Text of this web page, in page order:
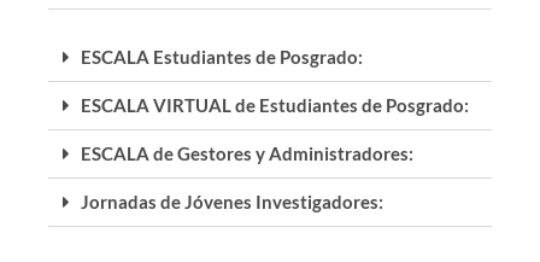
ESCALA Estudiantes de Posgrado:
ESCALA VIRTUAL de Estudiantes de Posgrado:
ESCALA de Gestores y Administradores:
Jornadas de Jóvenes Investigadores: